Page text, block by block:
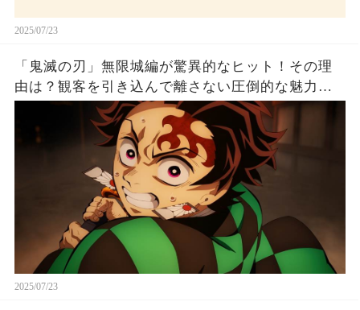
2025/07/23
「鬼滅の刃」無限城編が驚異的なヒット！その理
由は？観客を引き込んで離さない圧倒的な魅力と
2025/07/23